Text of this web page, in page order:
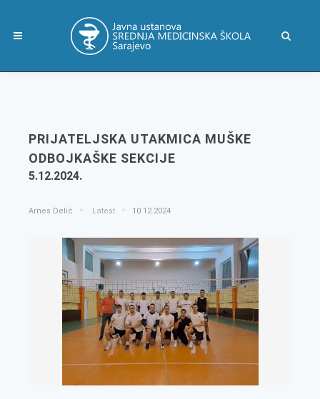
PRIJATELJSKA UTAKMICA MUŠKE
ODBOJKAŠKE SEKCIJE
5.12.2024.
Arnes Delić Latest 10.12.2024